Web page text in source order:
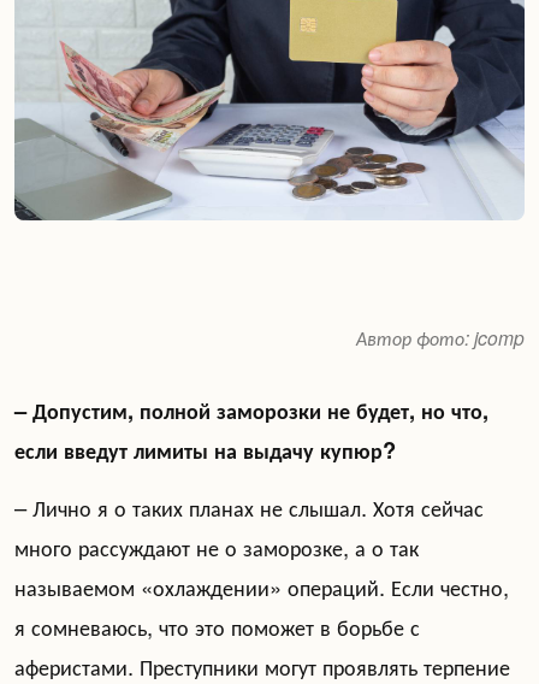
Автор фото: jcomp
– Допустим, полной заморозки не будет, но что,
если введут лимиты на выдачу купюр?
– Лично я о таких планах не слышал. Хотя сейчас
много рассуждают не о заморозке, а о так
называемом «охлаждении» операций. Если честно,
я сомневаюсь, что это поможет в борьбе с
аферистами. Преступники могут проявлять терпение